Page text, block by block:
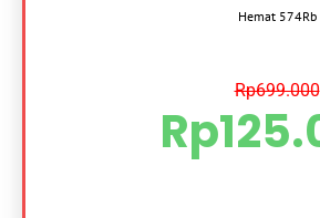
Hemat 574Rb
Rp699.000